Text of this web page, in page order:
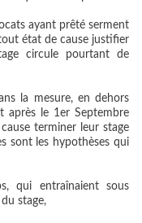
ayant prêté serment
état de cause justifier
circule pourtant de
la mesure, en dehors
après le 1er Septembre
terminer leur stage
sont les hypothèses qui
qui entraînaient sous
stage,